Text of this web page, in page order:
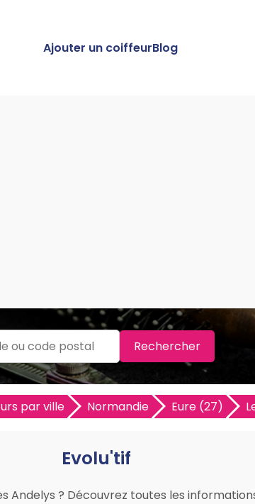
Ajouter un coiffeurBlog
Rechercher
par ville Normandie Eure (27)
Evolu'tif
Andelys ? Découvrez toutes les